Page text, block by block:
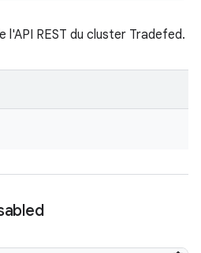
l'API REST du cluster Tradefed.